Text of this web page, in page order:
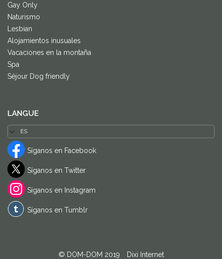
Gay Only
Naturismo
Lesbian
Alojamientos inusuales
Vacaciones en la montaña
Spa
Séjour Dog friendly
LANGUE
Síganos en Facebook
Síganos en Twitter
Síganos en Instagram
Síganos en Tumblr
© DOM-DOM 2019 Dixi Internet